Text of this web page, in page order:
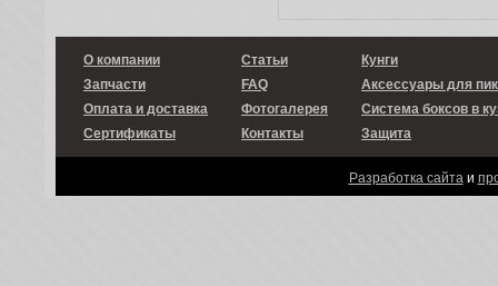
О компании
Запчасти
Оплата и доставка
Сертификаты
Статьи
FAQ
Фотогалерея
Контакты
Кунги
Аксессуары для
Система боксов в
Защита
Разработка сайтаи